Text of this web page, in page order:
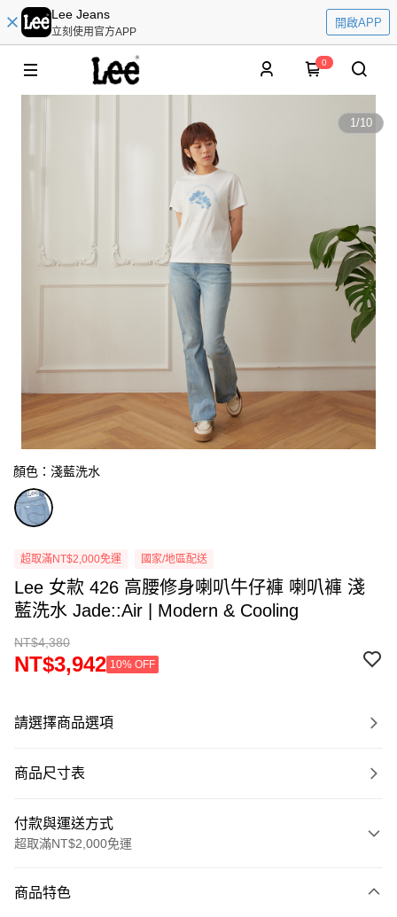
Lee Jeans
立刻使用官方APP
開啟APP
0
1/10
顏色：淺藍洗水
超取滿NT$2,000免運 國家/地區配送
Lee 女款 426 高腰修身喇叭牛仔褲 喇叭褲 淺
藍洗水 Jade::Air | Modern & Cooling
NT$4,380
NT$3,942 10% OFF
請選擇商品選項
商品尺寸表
付款與運送方式
超取滿NT$2,000免運
信用卡一次付款
商品特色